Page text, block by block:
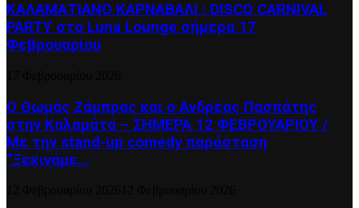
ΚΑΛΑΜΑΤΙΑΝΟ ΚΑΡΝΑΒΑΛΙ : DISCO CARNIVAL
PARTY στο Luna Lounge σήμερα 17
Φεβρουαρίου
Ο Θωμάς Ζάμπρας και ο Ανδρέας Πασπάτης
στην Καλαμάτα – ΣΗΜΕΡΑ 12 ΦΕΒΡΟΥΑΡΙΟΥ /
Με την stand-up comedy παράσταση
“Ξεκινάμε...